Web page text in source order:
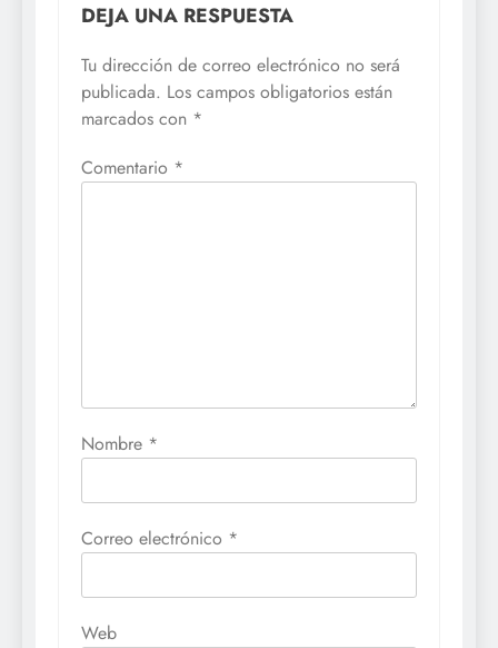
DEJA UNA RESPUESTA
Tu dirección de correo electrónico no será
publicada. Los campos obligatorios están
marcados con *
Comentario *
Nombre *
Correo electrónico *
Web